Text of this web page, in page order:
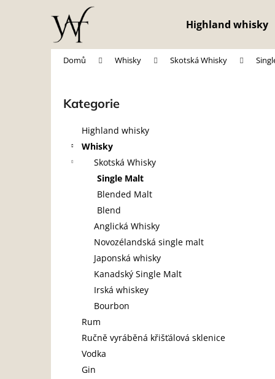
Highland whisky
Domů Whisky Skotská Whisky
Přeskočit
kategorie
Kategorie
Highland whisky
Whisky
Skotská Whisky
Single Malt
Blended Malt
Blend
Anglická Whisky
Novozélandská single malt
Japonská whisky
Kanadský Single Malt
Irská whiskey
Bourbon
Rum
Ručně vyráběná křišťálová sklenice
Vodka
Gin
Zpět
Zpět